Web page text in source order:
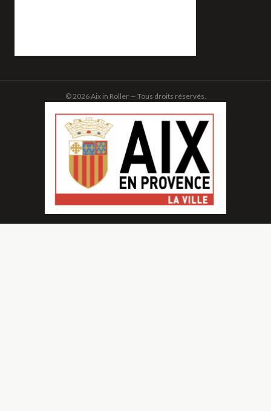
© 2026 Aix in Roller — Tous droits réservés.